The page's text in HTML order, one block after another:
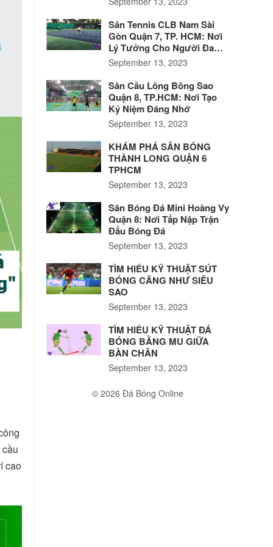
cao
Sân Tennis CLB Nam Sài
Gòn Quận 7, TP. HCM: Nơi
Lý Tưởng Cho Người Đam
Mê Tennis
September 13, 2023
Sân Cầu Lông Bông Sao
Quận 8, TP.HCM: Nơi Tạo
Kỷ Niệm Đáng Nhớ
September 13, 2023
KHÁM PHÁ SÂN BÓNG
THÀNH LONG QUẬN 6
TPHCM
September 13, 2023
Sân Bóng Đá Mini Hoàng Vy
Quận 8: Nơi Tấp Nập Trận
Đấu Bóng Đá
September 13, 2023
TÌM HIỂU KỸ THUẬT SÚT
BÓNG CĂNG NHƯ SIÊU
SAO
September 13, 2023
TÌM HIỂU KỸ THUẬT ĐÁ
BÓNG BẰNG MU GIỮA
BÀN CHÂN
September 13, 2023
© 2026 Đá Bóng Online